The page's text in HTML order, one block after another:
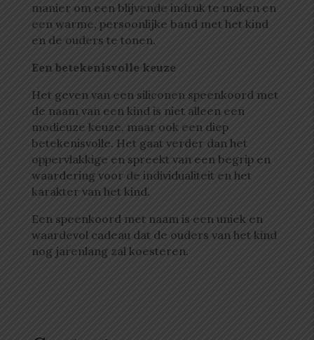
manier om een blijvende indruk te maken en
een warme, persoonlijke band met het kind
en de ouders te tonen.
Een betekenisvolle keuze
Het geven van een siliconen speenkoord met
de naam van een kind is niet alleen een
modieuze keuze, maar ook een diep
betekenisvolle. Het gaat verder dan het
oppervlakkige en spreekt van een begrip en
waardering voor de individualiteit en het
karakter van het kind.
Een speenkoord met naam is een uniek en
waardevol cadeau dat de ouders van het kind
nog jarenlang zal koesteren.